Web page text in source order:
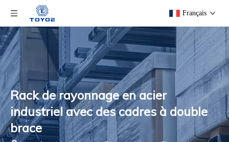
Français
Rack de rayonnage en acier
industriel avec des cadres à double
brace